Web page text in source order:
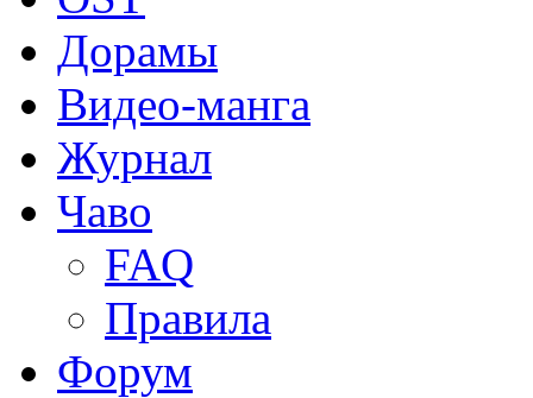
Дорамы
Видео-манга
Журнал
Чаво
FAQ
Правила
Форум